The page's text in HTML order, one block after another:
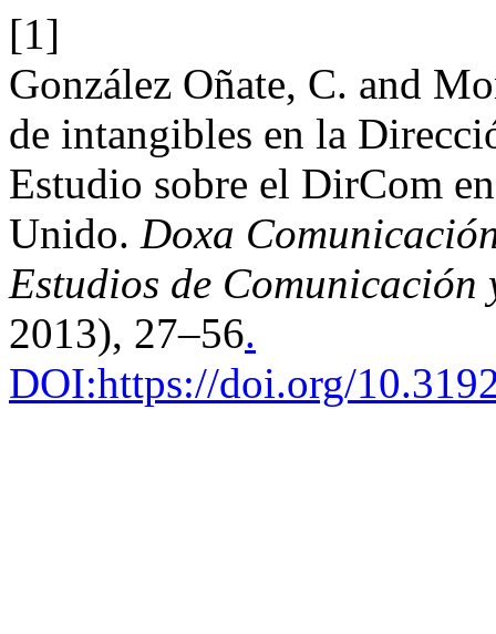
[1]
González Oñate, C. and
de intangibles en la
Estudio sobre el DirCom
Unido. Doxa
Estudios de Comunicación
2013), 27–56.
DOI:https://doi.org/